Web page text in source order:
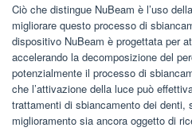
Ciò che distingue NuBeam è l’uso
migliorare questo processo di
dispositivo NuBeam è progettata per
accelerando la decomposizione del
potenzialmente il processo di
che l’attivazione della luce può
trattamenti di sbiancamento dei denti,
miglioramento sia ancora oggetto di